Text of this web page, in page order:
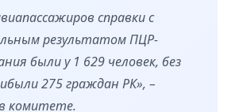
справки с
результатом ПЦР-
были у 1 629 человек, без
275 граждан РК», –
комитете.